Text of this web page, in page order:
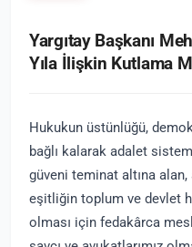
Yargıtay Başkanı
Yıla İlişkin Kutlama
Hukukun üstünlüğü,
bağlı kalarak adalet
güveni teminat altına
eşitliğin toplum ve devlet
olması için fedakârca